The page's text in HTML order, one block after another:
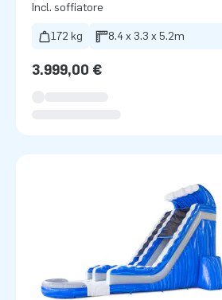
Incl. soffiatore
172 kg 8.4 x 3.3 x 5.2m
3.999,00 €